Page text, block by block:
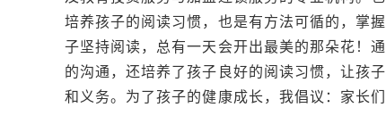
培养孩子的阅读习惯，也是有方法可循的，掌
子坚持阅读，总有一天会开出最美的那朵花！
的沟通，还培养了孩子良好的阅读习惯，让孩
和义务。为了孩子的健康成长，我倡议：家长